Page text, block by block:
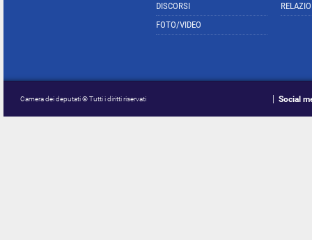
DISCORSI
FOTO/VIDEO
Camera dei deputati © Tutti i diritti riservati Social